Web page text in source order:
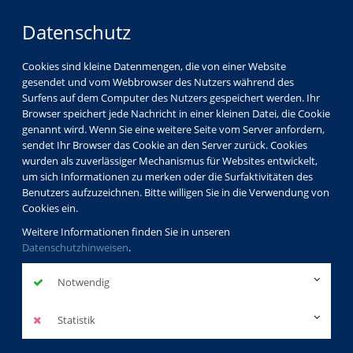
Datenschutz
Cookies sind kleine Datenmengen, die von einer Website
gesendet und vom Webbrowser des Nutzers während des
Surfens auf dem Computer des Nutzers gespeichert werden. Ihr
Browser speichert jede Nachricht in einer kleinen Datei, die Cookie
genannt wird. Wenn Sie eine weitere Seite vom Server anfordern,
sendet Ihr Browser das Cookie an den Server zurück. Cookies
wurden als zuverlässiger Mechanismus für Websites entwickelt,
um sich Informationen zu merken oder die Surfaktivitäten des
Benutzers aufzuzeichnen. Bitte willigen Sie in die Verwendung von
Cookies ein.
Weitere Informationen finden Sie in unseren
Datenschutzhinweisen.
Notwendig
Statistik